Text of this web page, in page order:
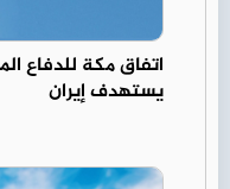
اتفاق مكة للدفاع
يستهدف إيران